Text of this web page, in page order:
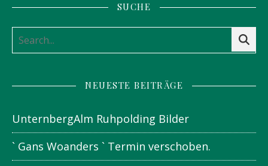
SUCHE
NEUESTE BEITRÄGE
UnternbergAlm Ruhpolding Bilder
` Gans Woanders ` Termin verschoben.